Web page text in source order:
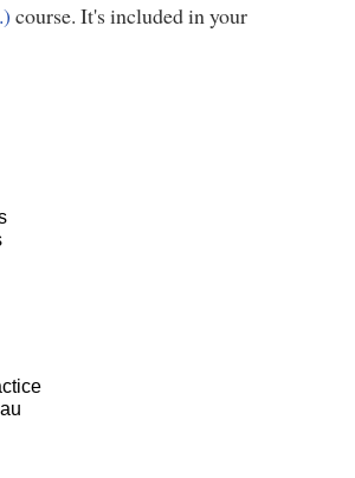
course. It's included in your